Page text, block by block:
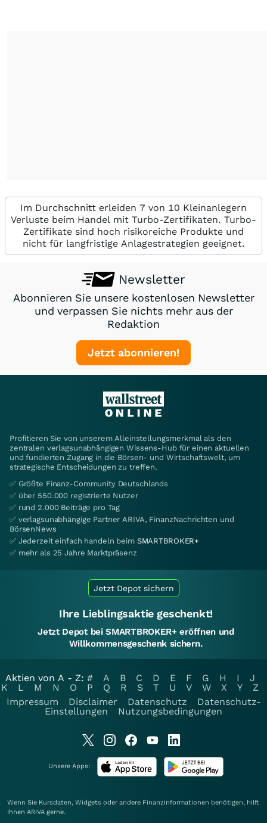
Im Durchschnitt erleiden 7 von 10 Kleinanlegern
Verluste beim Handel mit Turbo-Zertifikaten. Turbo-
Zertifikate sind hoch risikoreiche Produkte und
nicht für langfristige Anlagestrategien geeignet.
Newsletter
Abonnieren Sie unsere kostenlosen Newsletter
und verpassen Sie nichts mehr aus der
Redaktion
Jetzt abonnieren!
Profitieren Sie von unserem Alleinstellungsmerkmal als den
zentralen verlagsunabhängigen Wissens-Hub für einen aktuellen
und fundierten Zugang in die Börsen- und Wirtschaftswelt, um
strategische Entscheidungen zu treffen.
✅ Größte Finanz-Community Deutschlands
✅ über 550.000 registrierte Nutzer
✅ rund 2.000 Beiträge pro Tag
✅ verlagsunabhängige Partner ARIVA, FinanzNachrichten und
BörsenNews
✅ Jederzeit einfach handeln beim SMARTBROKER+
✅ mehr als 25 Jahre Marktpräsenz
Jetzt Depot sichern
Ihre Lieblingsaktie geschenkt!
Jetzt Depot bei SMARTBROKER+ eröffnen und
Willkommensgeschenk sichern.
Aktien von A - Z: # A B C D E F G H I
J
K
L M N O P Q R S T U V W X Y
Z
Impressum
Disclaimer Datenschutz
Datenschutz-
Einstellungen
Nutzungsbedingungen
Unsere Apps:
Wenn Sie Kursdaten, Widgets oder andere Finanzinformationen benötigen, hilft
Ihnen ARIVA gerne.